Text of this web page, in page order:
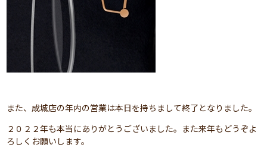
また、成城店の年内の営業は本日を持ちまして終了となりました。
２０２２年も本当にありがとうございました。また来年もどうぞよ
ろしくお願いします。